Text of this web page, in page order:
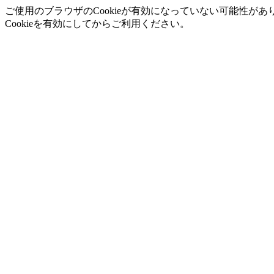
ご使用のブラウザのCookieが有効になっていない可能性があ
Cookieを有効にしてからご利用ください。